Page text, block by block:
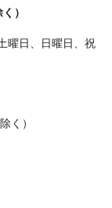
）
曜日、日曜日、祝
く）